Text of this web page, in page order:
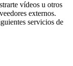
vídeos u otros
externos.
servicios de